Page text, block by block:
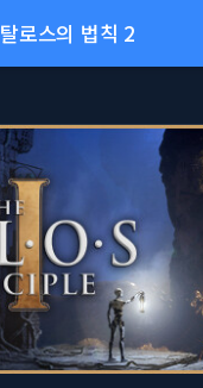
탈로스의 법칙 2